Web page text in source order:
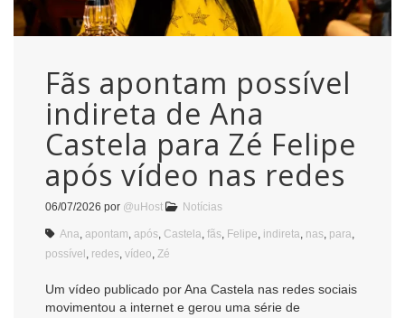
Fãs apontam possível
indireta de Ana
Castela para Zé Felipe
após vídeo nas redes
06/07/2026 por @uHost Notícias
Ana, apontam, após, Castela, fãs, Felipe, indireta, nas, para,
possível , redes, vídeo, Zé
Um vídeo publicado por Ana Castela nas redes sociais
movimentou a internet e gerou uma série de